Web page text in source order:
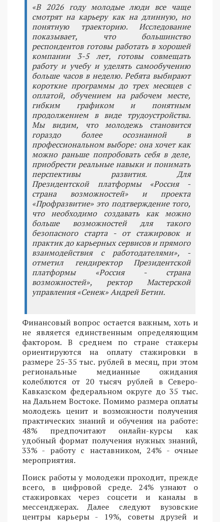
«В 2026 году молодые люди все чаще
смотрят на карьеру как на длинную, но
понятную траекторию. Исследование
показывает, что большинство
респондентов готовы работать в хорошей
компании 3-5 лет, готовы совмещать
работу и учебу и уделять самообучению
больше часов в неделю. Ребята выбирают
короткие программы до трех месяцев с
оплатой, обучением на рабочем месте,
гибким графиком и понятным
продолжением в виде трудоустройства.
Мы видим, что молодежь становится
гораздо более осознанной в
профессиональном выборе: она хочет как
можно раньше попробовать себя в деле,
приобрести реальные навыки и понимать
перспективы развития. Для
Президентской платформы «Россия -
страна возможностей» и проекта
«Профразвитие» это подтверждение того,
что необходимо создавать как можно
больше возможностей для такого
безопасного старта - от стажировок и
практик до карьерных сервисов и прямого
взаимодействия с работодателями», -
отметил гендиректор Президентской
платформы «Россия - страна
возможностей», ректор Мастерской
управления «Сенеж» Андрей Бетин.
Финансовый вопрос остается важным, хоть и
не является единственным определяющим
фактором. В среднем по стране стажеры
ориентируются на оплату стажировки в
размере 25-35 тыс. рублей в месяц, при этом
региональные медианные ожидания
колеблются от 20 тысяч рублей в Северо-
Кавказском федеральном округе до 35 тыс.
на Дальнем Востоке. Помимо размера оплаты
молодежь ценит и возможности получения
практических знаний и обучения на работе:
48% предпочитают онлайн-курсы как
удобный формат получения нужных знаний,
33% - работу с наставником, 24% - очные
мероприятия.
Поиск работы у молодежи проходит, прежде
всего, в цифровой среде. 24% узнают о
стажировках через соцсети и каналы в
мессенджерах. Далее следуют вузовские
центры карьеры - 19%, советы друзей и